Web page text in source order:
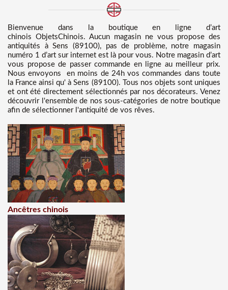
Bienvenue dans
la boutique en ligne d’art
chinois ObjetsChinois. Aucun magasin ne vous propose des
antiquités à Sens (89100), pas de problème, notre magasin
numéro 1 d’art sur internet est là pour vous. Notre magasin d’art
vous propose de passer commande en ligne au meilleur prix.
Nousenvoyons en moins de 24h vos commandes dans toute
la France ainsi qu' à Sens (89100). Tous nos objets sont uniques
et ont été directement sélectionnés par nos décorateurs. Venez
découvrir l'ensemble de nos sous-catégories de notre boutique
afin de sélectionner l'antiquité de vos rêves.
Ancêtres chinois